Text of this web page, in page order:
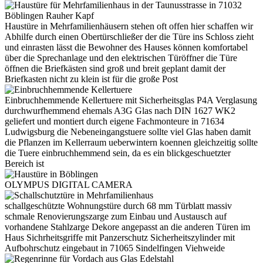
Haustüre in Mehrfamilienhäusern stehen oft offen hier schaffen wir
Abhilfe durch einen Obertürschließer der die Türe ins Schloss zieht
und einrasten lässt die Bewohner des Hauses können komfortabel
über die Sprechanlage und den elektrischen Türöffner die Türe
öffnen die Briefkästen sind groß und breit geplant damit der
Briefkasten nicht zu klein ist für die große Post
Einbruchhemmende Kellertuere mit Sicherheitsglas P4A Verglasung
durchwurfhemmend ehemals A3G Glas nach DIN 1627 WK2
geliefert und montiert durch eigene Fachmonteure in 71634
Ludwigsburg die Nebeneingangstuere sollte viel Glas haben damit
die Pflanzen im Kellerraum ueberwintern koennen gleichzeitig sollte
die Tuere einbruchhemmend sein, da es ein blickgeschuetzter
Bereich ist
OLYMPUS DIGITAL CAMERA
schallgeschützte Wohnungstüre durch 68 mm Türblatt massiv
schmale Renovierungszarge zum Einbau und Austausch auf
vorhandene Stahlzarge Dekore angepasst an die anderen Türen im
Haus Sichrheitsgriffe mit Panzerschutz Sicherheitszylinder mit
Aufbohrschutz eingebaut in 71065 Sindelfingen Viehweide